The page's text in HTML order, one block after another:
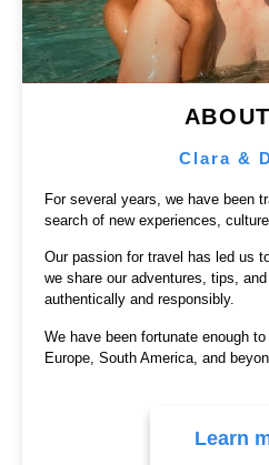
Clara &
For several years, we have been
search of new experiences,
Our passion for travel has led us
we share our adventures, tips,
authentically and responsibly.
We have been fortunate enough
Europe, South America, and
Learn